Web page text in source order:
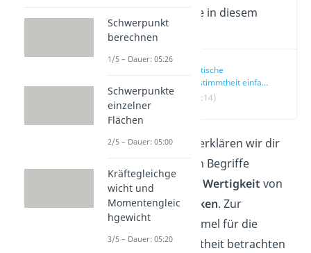
Wichtige Inhalte in diesem
Video
Statische
Bestimmtheit einfach
erklärt
(00:14)
In diesem Beitrag erklären wir dir
die grundlegenden Begriffe
Freiheitsgrad
Wertigkeit von
LagernundGelenken. Zur
Herleitung der Formel für die
statische Bestimmtheit betrachten
Schwerpunkt
berechnen
1/5 – Dauer: 05:26
Schwerpunkte
einzelner
Flächen
2/5 – Dauer: 05:00
Kräftegleichge
wicht und
Momentengleic
hgewicht
3/5 – Dauer: 05:20